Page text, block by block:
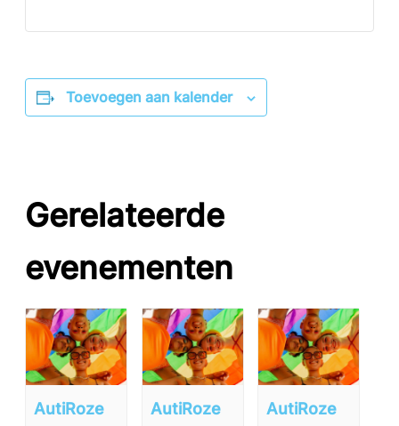
Toevoegen aan kalender
Gerelateerde
evenementen
AutiRoze AutiRoze AutiRoze